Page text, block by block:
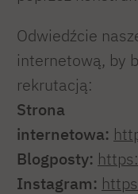
Odwiedźcie
internetową, by
rekrutacją:
Strona
internetowa:
Blogposty:
Instagram: